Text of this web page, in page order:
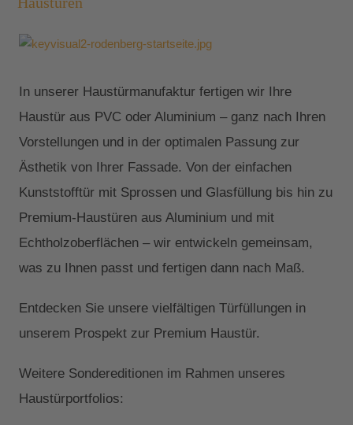
In unserer Haustürmanufaktur fertigen wir Ihre
Haustür aus PVC oder Aluminium – ganz nach Ihren
Vorstellungen und in der optimalen Passung zur
Ästhetik von Ihrer Fassade. Von der einfachen
Kunststofftür mit Sprossen und Glasfüllung bis hin zu
Premium-Haustüren aus Aluminium und mit
Echtholzoberflächen – wir entwickeln gemeinsam,
was zu Ihnen passt und fertigen dann nach Maß.
Entdecken Sie unsere vielfältigen Türfüllungen in
unserem Prospekt zur Premium Haustür.
Weitere Sondereditionen im Rahmen unseres
Haustürportfolios: